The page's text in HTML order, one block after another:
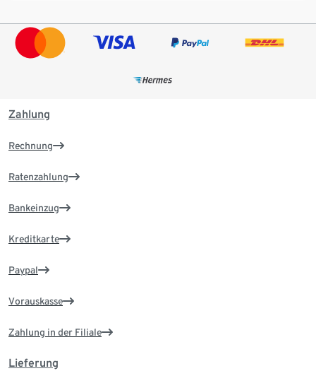
Zahlung
Rechnung
Ratenzahlung
Bankeinzug
Kreditkarte
Paypal
Vorauskasse
Zahlung in der Filiale
Lieferung